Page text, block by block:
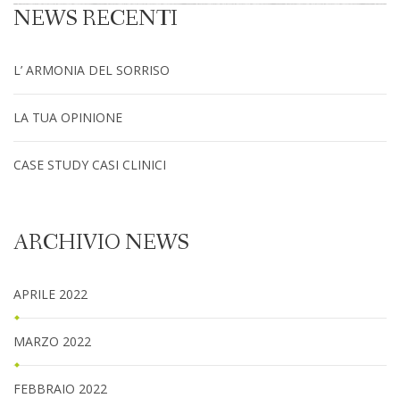
NEWS RECENTI
L’ ARMONIA DEL SORRISO
LA TUA OPINIONE
CASE STUDY CASI CLINICI
ARCHIVIO NEWS
APRILE 2022
MARZO 2022
FEBBRAIO 2022